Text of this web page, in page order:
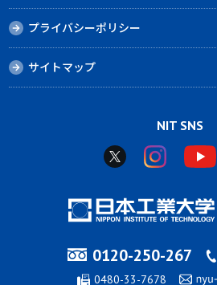
プライバシーポリシー
サイトマップ
NIT SNS
0120-250-267
0480-33-7678